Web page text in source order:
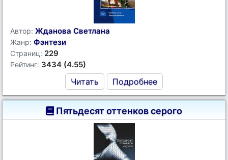
Автор: Жданова Светлана
Жанр: Фэнтези
Страниц: 229
Рейтинг: 3434 (4.55)
Читать Подробнее
Пятьдесят оттенков серого